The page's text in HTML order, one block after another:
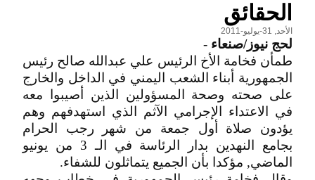
الحقائق
الأحد, 31-يوليو-2011
لحج نيوز/صنعاء -
طمأن فخامة الأخ الرئيس علي عبدالله صالح رئيس
الجمهورية أبناء الشعب اليمني في الداخل والخارج
على صحته وصحة المسؤولين الذين أصيبوا معه
في الاعتداء الإجرامي الآثم الذي استهدفهم وهم
يؤدون صلاة أول جمعة من شهر رجب الحرام
بجامع النهدين بدار الرئاسة في الـ 3 من يونيو
الماضي, مؤكدا بأن الجميع يتماثلون للشفاء.